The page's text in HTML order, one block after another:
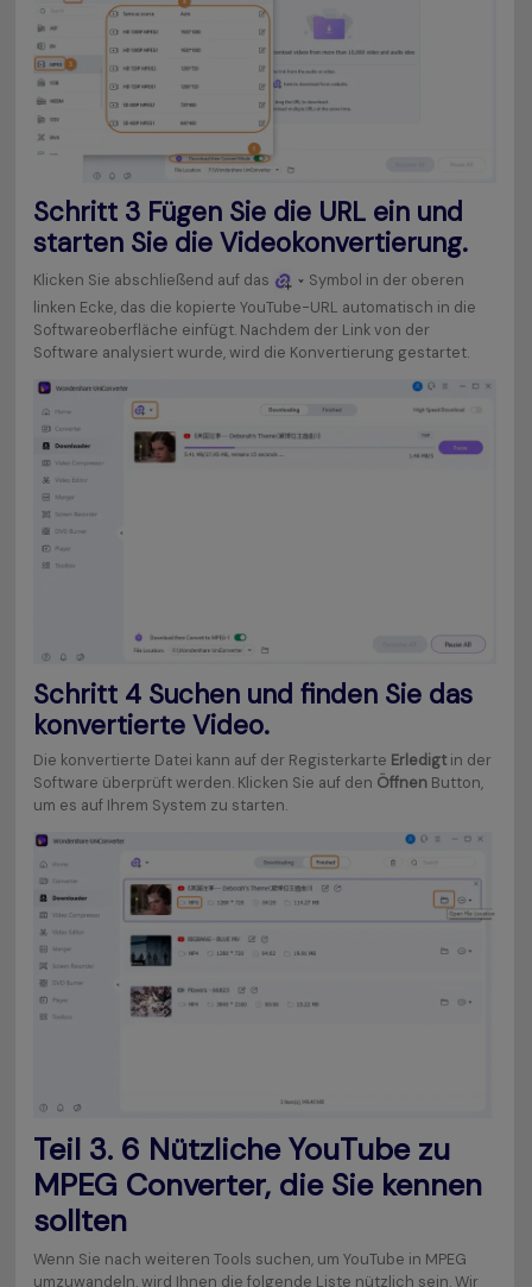
Schritt 3Fügen Sie die URL ein und
starten Sie die Videokonvertierung.
Klicken Sie abschließend auf das
Symbol in der oberen
linken Ecke, das die kopierte YouTube-URL automatisch in die
Softwareoberfläche einfügt. Nachdem der Link von der
Software analysiert wurde, wird die Konvertierung gestartet.
Schritt 4Suchen und finden Sie das
konvertierte Video.
Die konvertierte Datei kann auf der Registerkarte Erledigtin der
Software überprüft werden. Klicken Sie auf den ÖffnenButton,
um es auf Ihrem System zu starten.
Teil 3. 6 Nützliche YouTube zu
MPEG Converter, die Sie kennen
sollten
Wenn Sie nach weiteren Tools suchen, um YouTube in MPEG
umzuwandeln, wird Ihnen die folgende Liste nützlich sein. Wir